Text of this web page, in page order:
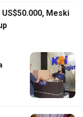
Meski